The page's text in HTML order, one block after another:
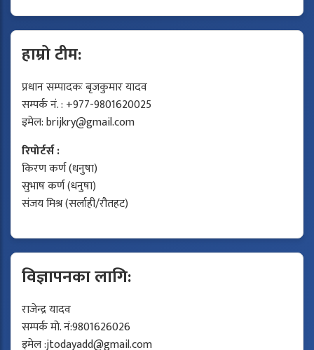
हाम्रो टीम:
प्रधान सम्पादकः बृजकुमार यादव
सम्पर्क नं. : +977-9801620025
इमेल:brijkry@gmail.com
रिपोर्टर्स :
किरण कर्ण (धनुषा)
सुभाष कर्ण (धनुषा)
संजय मिश्र (सर्लाही/रौतहट)
विज्ञापनका लागि:
राजेन्द्र यादव
सम्पर्क मो. नं:9801626026
इमेल :jtodayadd@gmail.com